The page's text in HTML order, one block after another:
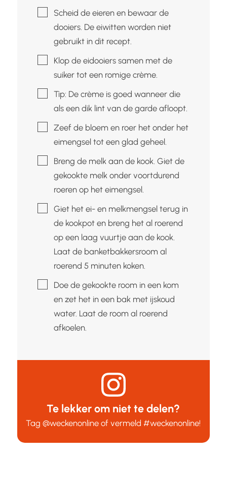
▢Scheid de eieren en bewaar de
dooiers. De eiwitten worden niet
gebruikt in dit recept.
▢Klop de eidooiers samen met de
suiker tot een romige crème.
▢
Tip: De crème is goed wanneer die
als een dik lint van de garde afloopt.
▢
Zeef de bloem en roer het onder het
eimengsel tot een glad geheel.
▢Breng de melk aan de kook. Giet de
gekookte melk onder voortdurend
roeren op het eimengsel.
▢
Giet het ei- en melkmengsel terug in
de kookpot en breng het al roerend
op een laag vuurtje aan de kook.
Laat de banketbakkersroom al
roerend 5 minuten koken.
▢Doe de gekookte room in een kom
en zet het in een bak met ijskoud
water. Laat de room al roerend
afkoelen.
Te lekker om niet te delen?
Tag@weckenonline of vermeld#weckenonline!